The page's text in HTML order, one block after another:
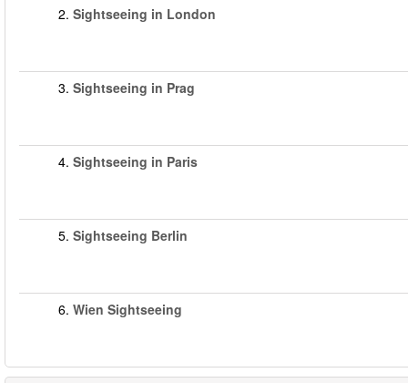
2. Sightseeing in London
3. Sightseeing in Prag
4. Sightseeing in Paris
5. Sightseeing Berlin
6. Wien Sightseeing